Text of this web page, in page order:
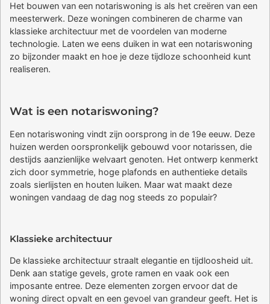
Het bouwen van een notariswoning is als het creëren van een
meesterwerk. Deze woningen combineren de charme van
klassieke architectuur met de voordelen van moderne
technologie. Laten we eens duiken in wat een notariswoning
zo bijzonder maakt en hoe je deze tijdloze schoonheid kunt
realiseren.
Wat is een notariswoning?
Een notariswoning vindt zijn oorsprong in de 19e eeuw. Deze
huizen werden oorspronkelijk gebouwd voor notarissen, die
destijds aanzienlijke welvaart genoten. Het ontwerp kenmerkt
zich door symmetrie, hoge plafonds en authentieke details
zoals sierlijsten en houten luiken. Maar wat maakt deze
woningen vandaag de dag nog steeds zo populair?
Klassieke architectuur
De klassieke architectuur straalt elegantie en tijdloosheid uit.
Denk aan statige gevels, grote ramen en vaak ook een
imposante entree. Deze elementen zorgen ervoor dat de
woning direct opvalt en een gevoel van grandeur geeft. Het is